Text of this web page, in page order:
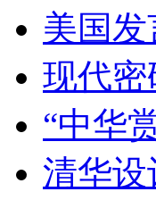
美国
现代
“中华
清华